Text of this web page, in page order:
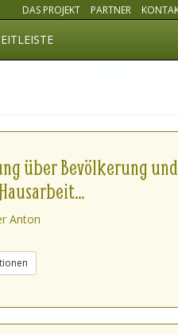
DAS PROJEKT PARTNER
über Bevölkerung
Anton